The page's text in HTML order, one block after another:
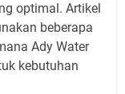
optimal. Artikel
beberapa
Ady Water
kebutuhan